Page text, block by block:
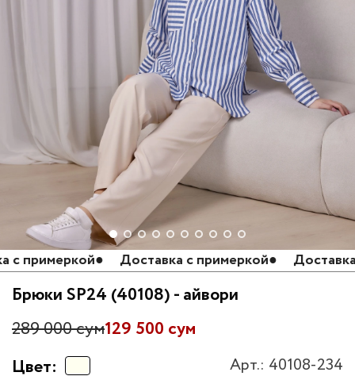
● Доставка с примеркой● Доставка с
Брюки SP24 (40108) - айвори
129 500 сум
289 000 сум
Цвет:
Арт.: 40108-234